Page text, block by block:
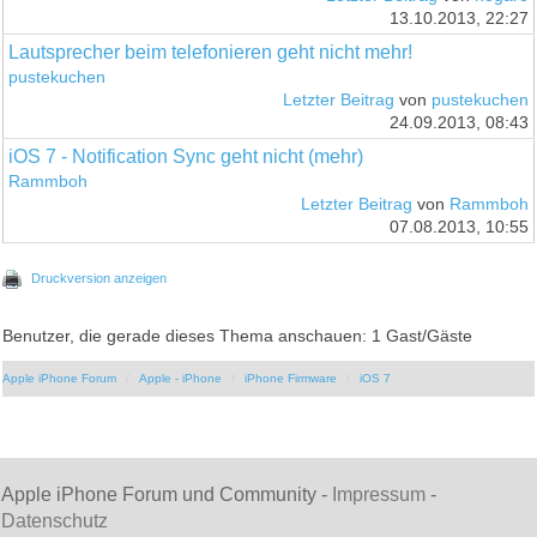
13.10.2013, 22:27
Lautsprecher beim telefonieren geht nicht mehr!
pustekuchen
Letzter Beitrag von pustekuchen
24.09.2013, 08:43
iOS 7 - Notification Sync geht nicht (mehr)
Rammboh
Letzter Beitrag von Rammboh
07.08.2013, 10:55
Druckversion anzeigen
Benutzer, die gerade dieses Thema anschauen: 1 Gast/Gäste
Apple iPhone Forum Apple - iPhone iPhone Firmware iOS 7
Apple iPhone Forum und Community - Impressum -
Datenschutz